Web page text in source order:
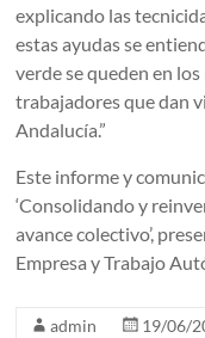
explicando las
estas ayudas se
verde se queden en
trabajadores que dan
Andalucía.”
Este informe y
‘Consolidando y
avance colectivo’,
Empresa y Trabajo
admin 19/06/